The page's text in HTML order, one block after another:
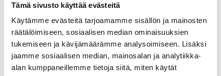
Tämä sivusto käyttää evästeitä
Käytämme evästeitä tarjoamamme sisällön ja mainosten
räätälöimiseen, sosiaalisen median ominaisuuksien
tukemiseen ja kävijämäärämme analysoimiseen. Lisäksi
jaamme sosiaalisen median, mainosalan ja analytiikka-
alan kumppaneillemme tietoja siitä, miten käytät